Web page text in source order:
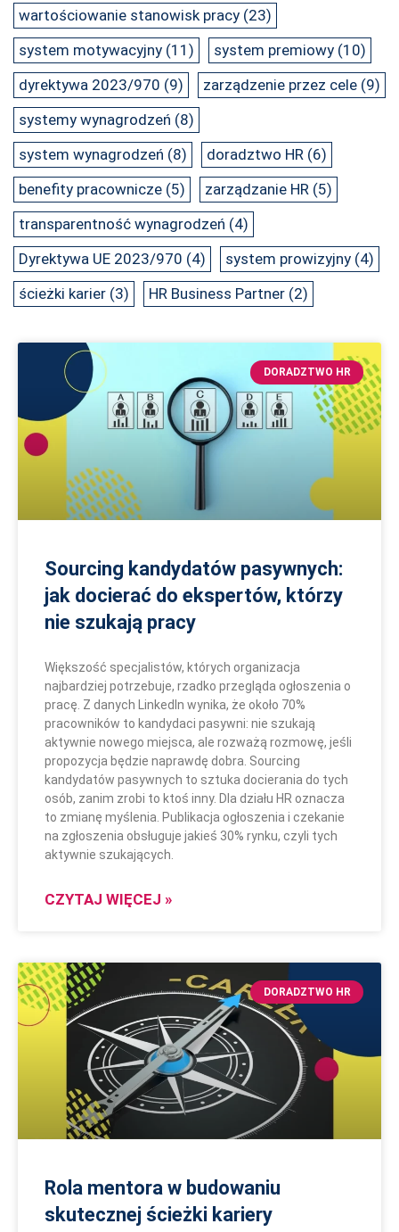
wartościowanie stanowisk pracy (23)
system motywacyjny (11) system premiowy (10)
dyrektywa 2023/970 (9) zarządzenie przez cele (9)
systemy wynagrodzeń (8)
system wynagrodzeń (8) doradztwo HR (6)
benefity pracownicze (5) zarządzanie HR (5)
transparentność wynagrodzeń (4)
Dyrektywa UE 2023/970 (4) system prowizyjny (4)
ścieżki karier (3) HR Business Partner (2)
DORADZTWO HR
Sourcing kandydatów pasywnych:
jak docierać do ekspertów, którzy
nie szukają pracy
Większość specjalistów, których organizacja
najbardziej potrzebuje, rzadko przegląda ogłoszenia o
pracę. Z danych LinkedIn wynika, że około 70%
pracowników to kandydaci pasywni: nie szukają
aktywnie nowego miejsca, ale rozważą rozmowę, jeśli
propozycja będzie naprawdę dobra. Sourcing
kandydatów pasywnych to sztuka docierania do tych
osób, zanim zrobi to ktoś inny. Dla działu HR oznacza
to zmianę myślenia. Publikacja ogłoszenia i czekanie
na zgłoszenia obsługuje jakieś 30% rynku, czyli tych
aktywnie szukających.
CZYTAJ WIĘCEJ »
DORADZTWO HR
Rola mentora w budowaniu
skutecznej ścieżki kariery
o
t
o
t
o
t
r
o
t
S
t
r
o
a
t
r
o
r
o
a
r
o
t
r
o